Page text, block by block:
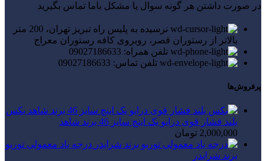
در صورت داشتن هر گونه سوال یا مشکل باما تماس بگیرید
نرسیده به پلیس راه تبریز تهران، 200 متر
بالاتر از رستوران قصر، روبروی کافه رستوران معراج
تلفن همراه: 09027186633
تلفن تماس: 09027186633
پرفروش‌ها
بکس
بلند فشار قوی درایو یک اینچ سایز 46 برند شاهد
2,000,000 تومان
درجه باد معمولی توربو
برند شرایدر